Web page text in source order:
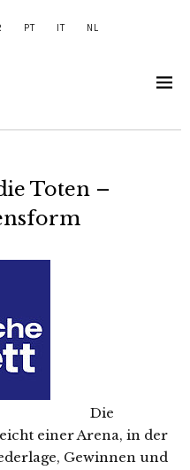
PT IT NL
Toten –
Die
einer Arena, in der
Gewinnen und